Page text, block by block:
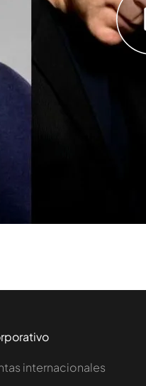
y vamos a
veinte años del
tan especial, vamos
fin de semana muy
CSI Las Vegas, CSI
de la exitosa
internacionales